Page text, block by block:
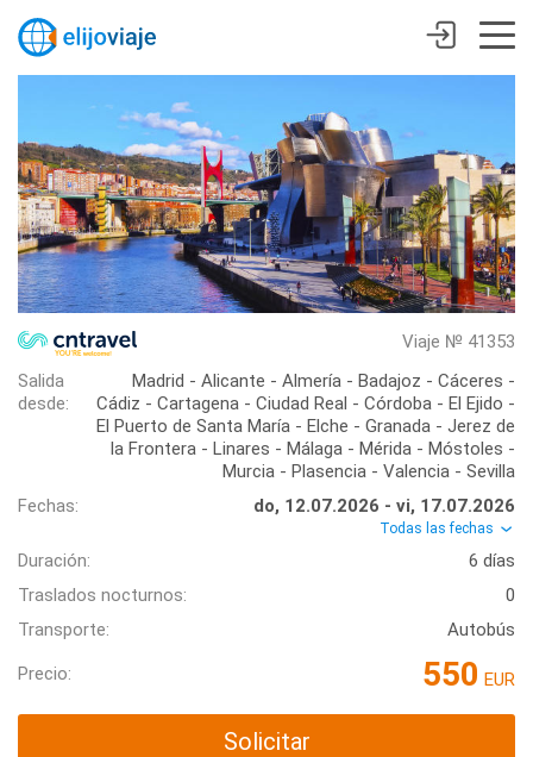
Viaje № 41353
Salida
desde:
Madrid - Alicante - Almería - Badajoz - Cáceres -
Cádiz - Cartagena - Ciudad Real - Córdoba - El Ejido -
El Puerto de Santa María - Elche - Granada - Jerez de
la Frontera - Linares - Málaga - Mérida - Móstoles -
Murcia - Plasencia - Valencia - Sevilla
Fechas:
do, 12.07.2026 - vi, 17.07.2026
Todas las fechas
Duración:
6 días
Traslados nocturnos:
0
Transporte:
Autobús
Precio: 550 EUR
Solicitar